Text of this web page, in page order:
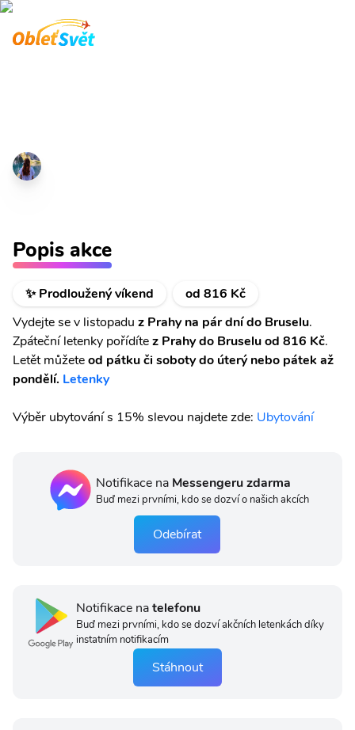
Popis akce
✨ Prodloužený víkend
od 816 Kč
Vydejte se v listopadu z Prahy na pár dní do Bruselu.
Zpáteční letenky pořídítez Prahy do Bruselu od 816 Kč.
Letět můžeteod pátku či soboty do úterý nebo pátek až
pondělí. Letenky
Výběr ubytování s 15% slevou najdete zde: Ubytování
Notifikace na Messengeru zdarma
Buď mezi prvními, kdo se dozví o našich akcích
Odebírat
Notifikace natelefonu
Buď mezi prvními, kdo se dozví akčních letenkách díky
instatním notifikacím
Stáhnout